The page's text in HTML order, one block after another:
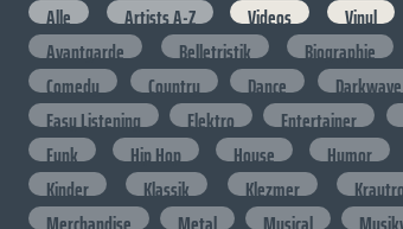
Alle Artists A-Z Videos Vinyl
Avantgarde
Belletristik Biographie
Comedy
Country Dance Darkwave
Easy Listening
Elektro Entertainer
Funk
Hip Hop House Humor
Kinder
Klassik Klezmer